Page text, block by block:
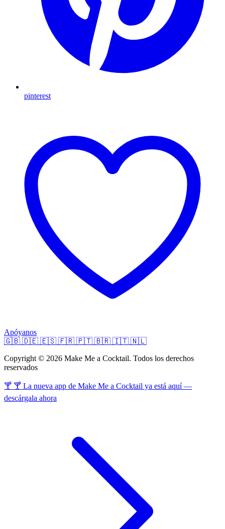
pinterest
Apóyanos
🇬🇧 🇩🇪 🇪🇸 🇫🇷 🇵🇹 🇧🇷 🇮🇹 🇳🇱
Copyright © 2026 Make Me a Cocktail. Todos los derechos
reservados
🍸 🍸 La nueva app de Make Me a Cocktail ya está aquí —
descárgala ahora